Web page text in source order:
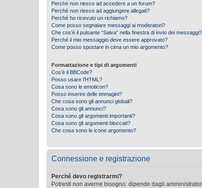
Perché non riesco ad accedere a un forum?
Perché non riesco ad aggiungere allegati?
Perché ho ricevuto un richiamo?
Come posso segnalare messaggi ai moderatori?
Che cos’è il pulsante “Salva” nella finestra di invio dei messaggi?
Perché il mio messaggio deve essere approvato?
Come posso spostare in cima un mio argomento?
Formattazione e tipi di argomenti
Cos’è il BBCode?
Posso usare l’HTML?
Cosa sono le emoticon?
Posso inserire delle immagini?
Che cosa sono gli annunci globali?
Cosa sono gli annunci?
Cosa sono gli argomenti importanti?
Cosa sono gli argomenti bloccati?
Che cosa sono le icone argomento?
Connessione e registrazione
Perché devo registrarmi?
Potresti non averne bisogno: dipende dagli